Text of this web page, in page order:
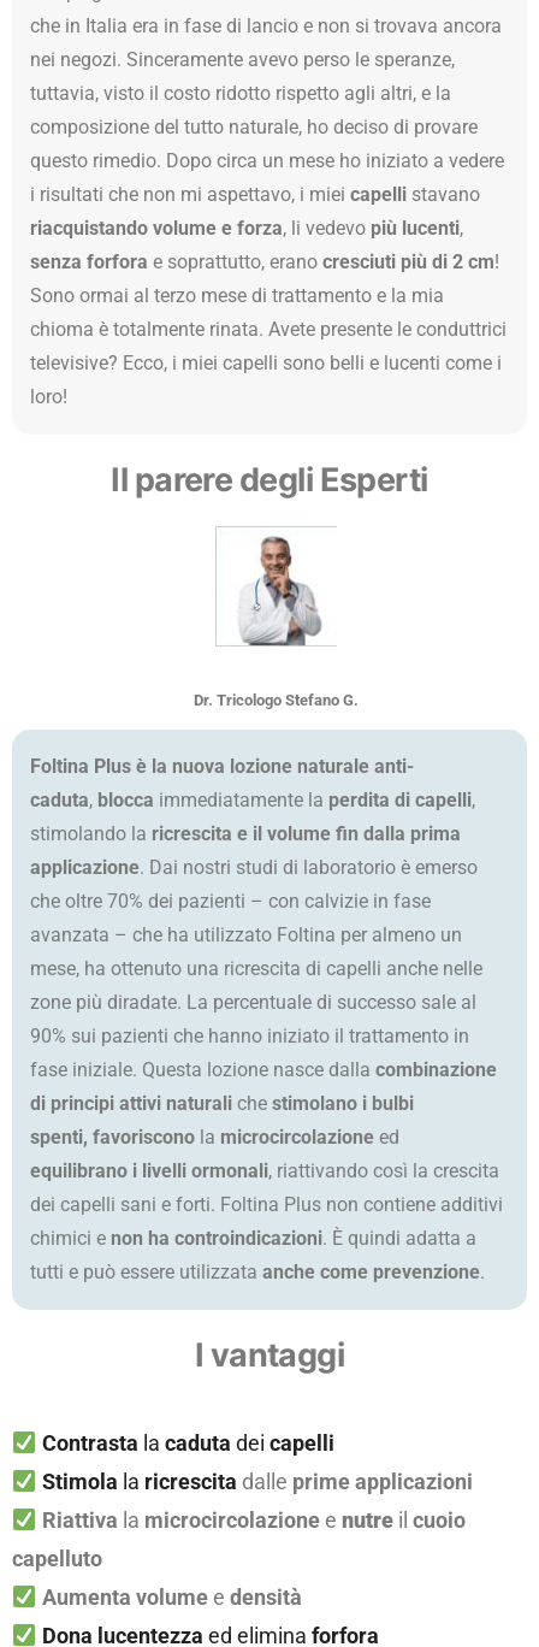
che in Italia era in fase di lancio e non si trovava ancora
nei negozi. Sinceramente avevo perso le speranze,
tuttavia, visto il costo ridotto rispetto agli altri, e la
composizione del tutto naturale, ho deciso di provare
questo rimedio. Dopo circa un mese ho iniziato a vedere
i risultati che non mi aspettavo, i miei capelli stavano
riacquistando volume e forza, li vedevo più lucenti,
senza forfora e soprattutto, erano cresciuti più di 2 cm!
Sono ormai al terzo mese di trattamento e la mia
chioma è totalmente rinata. Avete presente le conduttrici
televisive? Ecco, i miei capelli sono belli e lucenti come i
loro!
Il parere degli Esperti
Dr. Tricologo Stefano G.
Foltina Plus è la nuova lozione naturale anti-
caduta, blocca immediatamente la perdita di capelli,
stimolando la ricrescita e il volume fin dalla prima
applicazione. Dai nostri studi di laboratorio è emerso
che oltre 70% dei pazienti – con calvizie in fase
avanzata – che ha utilizzato Foltina per almeno un
mese, ha ottenuto una ricrescita di capelli anche nelle
zone più diradate. La percentuale di successo sale al
90% sui pazienti che hanno iniziato il trattamento in
fase iniziale. Questa lozione nasce dalla combinazione
di principi attivi naturali che stimolano i bulbi
spenti, favoriscono la microcircolazione ed
equilibrano i livelli ormonali, riattivando così la crescita
dei capelli sani e forti. Foltina Plus non contiene additivi
chimici e non ha controindicazioni. È quindi adatta a
tutti e può essere utilizzata anche come prevenzione.
I vantaggi
Contrasta la caduta dei capelli
Stimola la ricrescita dalle prime applicazioni
Riattiva la microcircolazionee nutre il cuoio
capelluto
Aumenta volumee densità
Dona lucentezza ed elimina forfora